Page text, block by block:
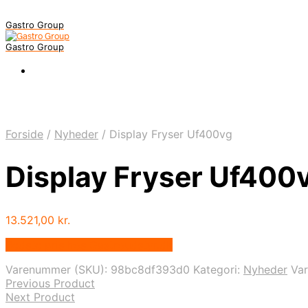
Gastro Group
Gastro Group
Forside / Nyheder / Display Fryser Uf400vg
Display Fryser
13.521,00 kr.
Varenummer (SKU): 98bc8df393d0 Kategori: Nyheder
Previous Product
Next Product